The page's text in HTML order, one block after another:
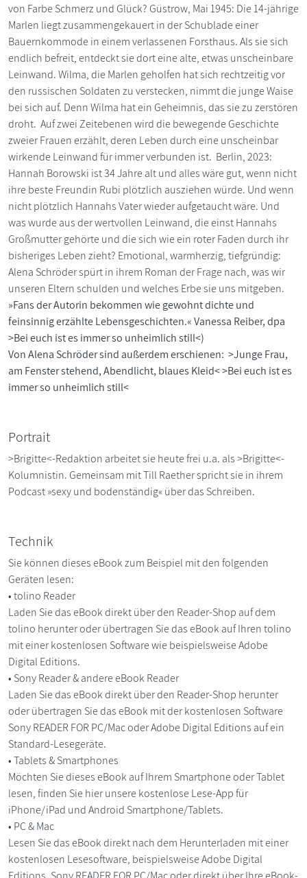
von Farbe Schmerz und Glück? Güstrow, Mai 1945: Die 14-jährige
Marlen liegt zusammengekauert in der Schublade einer
Bauernkommode in einem verlassenen Forsthaus. Als sie sich
endlich befreit, entdeckt sie dort eine alte, etwas unscheinbare
Leinwand. Wilma, die Marlen geholfen hat sich rechtzeitig vor
den russischen Soldaten zu verstecken, nimmt die junge Waise
bei sich auf. Denn Wilma hat ein Geheimnis, das sie zu zerstören
droht. Auf zwei Zeitebenen wird die bewegende Geschichte
zweier Frauen erzählt, deren Leben durch eine unscheinbar
wirkende Leinwand für immer verbunden ist. Berlin, 2023:
Hannah Borowski ist 34 Jahre alt und alles wäre gut, wenn nicht
ihre beste Freundin Rubi plötzlich ausziehen würde. Und wenn
nicht plötzlich Hannahs Vater wieder aufgetaucht wäre. Und
was wurde aus der wertvollen Leinwand, die einst Hannahs
Großmutter gehörte und die sich wie ein roter Faden durch ihr
bisheriges Leben zieht? Emotional, warmherzig, tiefgründig:
Alena Schröder spürt in ihrem Roman der Frage nach, was wir
unseren Eltern schulden und welches Erbe sie uns mitgeben.
»Fans der Autorin bekommen wie gewohnt dichte und
feinsinnig erzählte Lebensgeschichten.« Vanessa Reiber, dpa
>Bei euch ist es immer so unheimlich still<)
Von Alena Schröder sind außerdem erschienen: >Junge Frau,
am Fenster stehend, Abendlicht, blaues Kleid< >Bei euch ist es
immer so unheimlich still<
Portrait
>Brigitte<-Redaktion arbeitet sie heute frei u.a. als >Brigitte<-
Kolumnistin. Gemeinsam mit Till Raether spricht sie in ihrem
Podcast »sexy und bodenständig« über das Schreiben.
Technik
Sie können dieses eBook zum Beispiel mit den folgenden
Geräten lesen:
• tolino Reader
Laden Sie das eBook direkt über den Reader-Shop auf dem
tolino herunter oder übertragen Sie das eBook auf Ihren tolino
mit einer kostenlosen Software wie beispielsweise Adobe
Digital Editions.
• Sony Reader & andere eBook Reader
Laden Sie das eBook direkt über den Reader-Shop herunter
oder übertragen Sie das eBook mit der kostenlosen Software
Sony READER FOR PC/Mac oder Adobe Digital Editions auf ein
Standard-Lesegeräte.
• Tablets & Smartphones
Möchten Sie dieses eBook auf Ihrem Smartphone oder Tablet
lesen, finden Sie hier unsere kostenlose Lese-App für
iPhone/iPad und Android Smartphone/Tablets.
• PC & Mac
Lesen Sie das eBook direkt nach dem Herunterladen mit einer
kostenlosen Lesesoftware, beispielsweise Adobe Digital